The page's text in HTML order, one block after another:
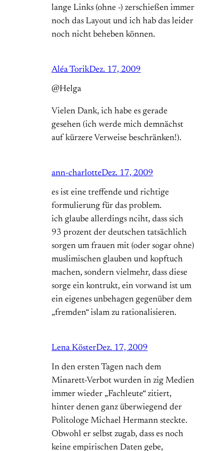
lange Links (ohne -) zerschießen immer
noch das Layout und ich hab das leider
noch nicht beheben können.
Aléa TorikDez. 17, 2009
@Helga
Vielen Dank, ich habe es gerade
gesehen (ich werde mich demnächst
auf kürzere Verweise beschränken!).
ann-charlotteDez. 17, 2009
es ist eine treffende und richtige
formulierung für das problem.
ich glaube allerdings nciht, dass sich
93 prozent der deutschen tatsächlich
sorgen um frauen mit (oder sogar ohne)
muslimischen glauben und kopftuch
machen, sondern vielmehr, dass diese
sorge ein kontrukt, ein vorwand ist um
ein eigenes unbehagen gegenüber dem
„fremden“ islam zu rationalisieren.
Lena KösterDez. 17, 2009
In den ersten Tagen nach dem
Minarett-Verbot wurden in zig Medien
immer wieder „Fachleute“ zitiert,
hinter denen ganz überwiegend der
Politologe Michael Hermann steckte.
Obwohl er selbst zugab, dass es noch
keine empirischen Daten gebe,